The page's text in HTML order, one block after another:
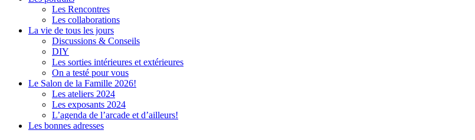
Les Rencontres
Les collaborations
La vie de tous les jours
Discussions & Conseils
DIY
Les sorties intérieures et extérieures
On a testé pour vous
Le Salon de la Famille 2026!
Les ateliers 2024
Les exposants 2024
L’agenda de l’arcade et d’ailleurs!
Les bonnes adresses